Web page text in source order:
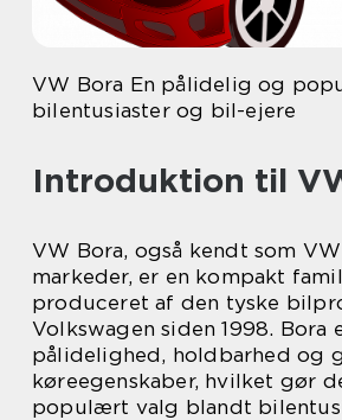
VW Bora En pålidelig og
bilentusiaster og bil-ejere
Introduktion til
VW Bora, også kendt som
markeder, er en kompakt
produceret af den tyske
Volkswagen siden 1998. Bora
pålidelighed, holdbarhed og
køreegenskaber, hvilket gør
populært valg blandt